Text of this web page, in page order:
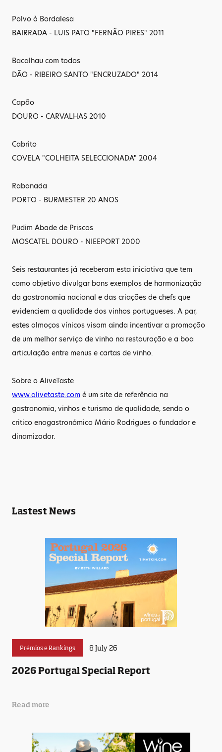
Polvo à Bordalesa
BAIRRADA - LUIS PATO "FERNÃO PIRES" 2011
Bacalhau com todos
DÃO - RIBEIRO SANTO "ENCRUZADO" 2014
Capão
DOURO - CARVALHAS 2010
Cabrito
COVELA "COLHEITA SELECCIONADA" 2004
Rabanada
PORTO - BURMESTER 20 ANOS
Pudim Abade de Priscos
MOSCATEL DOURO - NIEEPORT 2000
Seis restaurantes já receberam esta iniciativa que tem
como objetivo divulgar bons exemplos de harmonização
da gastronomia nacional e das criações de chefs que
evidenciem a qualidade dos vinhos portugueses. A par,
estes almoços vínicos visam ainda incentivar a promoção
de um melhor serviço de vinho na restauração e a boa
articulação entre menus e cartas de vinho.
Sobre o AliveTaste
www.alivetaste.com é um site de referência na
gastronomia, vinhos e turismo de qualidade, sendo o
critico enogastronómico Mário Rodrigues o fundador e
dinamizador.
Lastest News
Prémios e Rankings 8 July 26
2026 Portugal Special Report
Read more